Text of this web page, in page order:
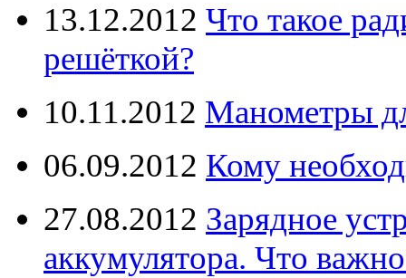
13.12.2012 Что такое
решёткой?
10.11.2012 Манометры
06.09.2012 Кому
27.08.2012 Зарядное
аккумулятора. Что